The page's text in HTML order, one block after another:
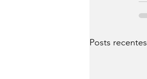
Posts recentes